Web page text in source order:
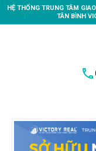
quận Tân Bình "Nơi
HỆ THỐNG TRUNG TÂM
TÂN BÌNH